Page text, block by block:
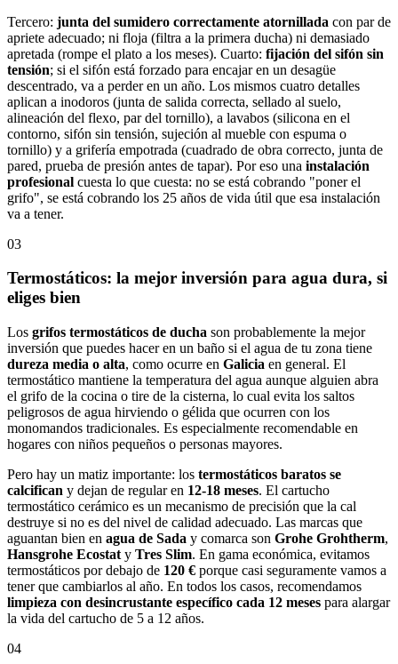
Tercero: junta del sumidero correctamente atornillada con par de
apriete adecuado; ni floja (filtra a la primera ducha) ni demasiado
apretada (rompe el plato a los meses). Cuarto: fijación del sifón sin
tensión; si el sifón está forzado para encajar en un desagüe
descentrado, va a perder en un año. Los mismos cuatro detalles
aplican a inodoros (junta de salida correcta, sellado al suelo,
alineación del flexo, par del tornillo), a lavabos (silicona en el
contorno, sifón sin tensión, sujeción al mueble con espuma o
tornillo) y a grifería empotrada (cuadrado de obra correcto, junta de
pared, prueba de presión antes de tapar). Por eso una instalación
profesional cuesta lo que cuesta: no se está cobrando "poner el
grifo", se está cobrando los 25 años de vida útil que esa instalación
va a tener.
03
Termostáticos: la mejor inversión para agua dura, si
eliges bien
Los grifos termostáticos de ducha son probablemente la mejor
inversión que puedes hacer en un baño si el agua de tu zona tiene
dureza media o alta, como ocurre en Galicia en general. El
termostático mantiene la temperatura del agua aunque alguien abra
el grifo de la cocina o tire de la cisterna, lo cual evita los saltos
peligrosos de agua hirviendo o gélida que ocurren con los
monomandos tradicionales. Es especialmente recomendable en
hogares con niños pequeños o personas mayores.
Pero hay un matiz importante: los termostáticos baratos se
calcifican y dejan de regular en 12-18 meses. El cartucho
termostático cerámico es un mecanismo de precisión que la cal
destruye si no es del nivel de calidad adecuado. Las marcas que
aguantan bien en agua de Sada y comarca son Grohe Grohtherm,
Hansgrohe Ecostat y Tres Slim. En gama económica, evitamos
termostáticos por debajo de 120 € porque casi seguramente vamos a
tener que cambiarlos al año. En todos los casos, recomendamos
limpieza con desincrustante específico cada 12 meses para alargar
la vida del cartucho de 5 a 12 años.
04